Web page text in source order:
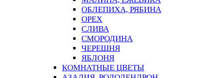
ОБЛЕПИХА, РЯБИНА
ОРЕХ
СЛИВА
СМОРОДИНА
ЧЕРЕШНЯ
ЯБЛОНЯ
КОМНАТНЫЕ ЦВЕТЫ